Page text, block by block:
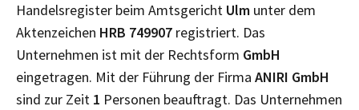
Handelsregister beim Amtsgericht Ulm unter dem
Aktenzeichen HRB 749907 registriert. Das
Unternehmen ist mit der Rechtsform GmbH
eingetragen. Mit der Führung der Firma ANIRI GmbH
sind zur Zeit 1 Personen beauftragt. Das Unternehmen